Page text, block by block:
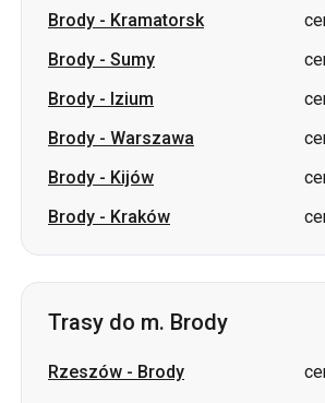
Brody-Warszawa
Brody-Kijów
Brody-Kraków
Trasy do m. Brody
Rzeszów-Brody
Truskawiec -Brody
Sumy-Brody